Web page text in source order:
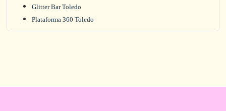
Glitter Bar Toledo
Plataforma 360 Toledo